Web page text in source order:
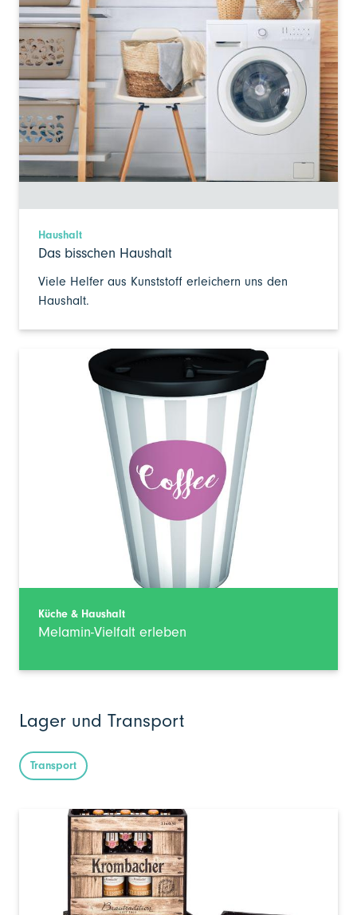
Haushalt
Das bisschen Haushalt
Viele Helfer aus Kunststoff erleichern uns den
Haushalt.
Küche & Haushalt
Melamin-Vielfalt erleben
Lager und Transport
Transport